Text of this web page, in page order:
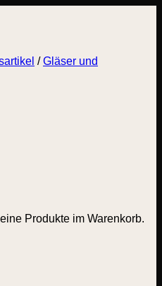
Produkte im Warenkorb.
/ Gläser und